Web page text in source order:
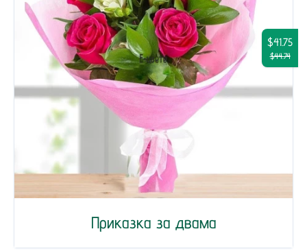
Приказка за двама
$41.75
$44.74